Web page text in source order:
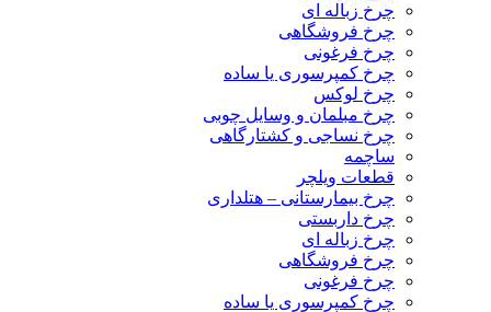
چرخ زباله ای
چرخ فروشگاهی
چرخ فرغونی
چرخ کمپرسوری یا ساده
چرخ لوکس
چرخ مبلمان و وسایل چوبی
چرخ نساجی و کشتارگاهی
ساچمه
قطعات ویلچر
چرخ بیمارستانی – هتلداری
چرخ داربستی
چرخ زباله ای
چرخ فروشگاهی
چرخ فرغونی
چرخ کمپرسوری یا ساده